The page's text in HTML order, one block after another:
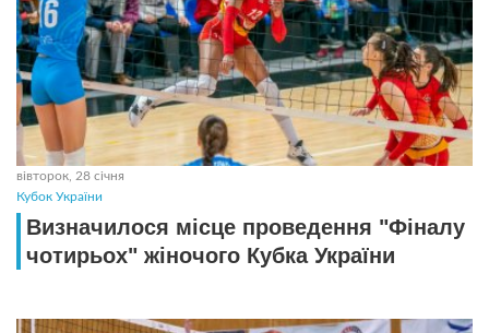
вівторок, 28 січня
Кубок України
Визначилося місце проведення "Фіналу
чотирьох" жіночого Кубка України